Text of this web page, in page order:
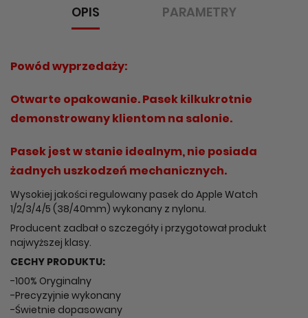
OPIS PARAMETRY
Powód wyprzedaży:
Otwarte opakowanie. Pasek kilkukrotnie
demonstrowany klientom na salonie.
Pasek jest w stanie idealnym, nie posiada
żadnych uszkodzeń mechanicznych.
Wysokiej jakości regulowany pasek do Apple Watch
1/2/3/4/5 (38/40mm) wykonany z nylonu.
Producent zadbał o szczegóły i przygotował produkt
najwyższej klasy.
CECHY PRODUKTU:
-100% Oryginalny
-Precyzyjnie wykonany
-Świetnie dopasowany